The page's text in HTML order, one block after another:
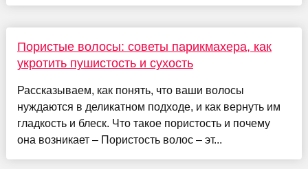
Пористые волосы: советы парикмахера, как
укротить пушистость и сухость
Рассказываем, как понять, что ваши волосы
нуждаются в деликатном подходе, и как вернуть им
гладкость и блеск. Что такое пористость и почему
она возникает – Пористость волос – эт...